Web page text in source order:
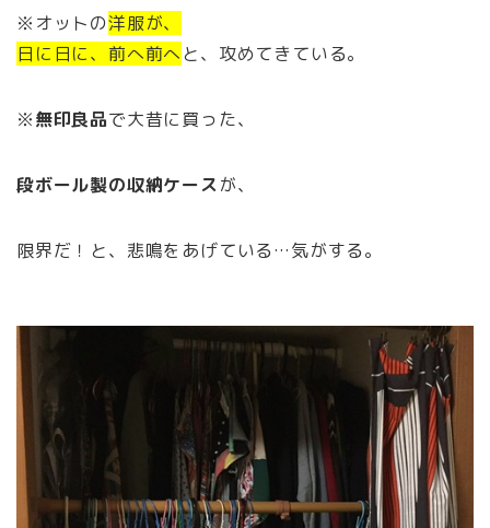
※オットの洋服が、
日に日に、前へ前へと、攻めてきている。
※無印良品で大昔に買った、
段ボール製の収納ケース が、
限界だ！と、悲鳴をあげている…気がする。